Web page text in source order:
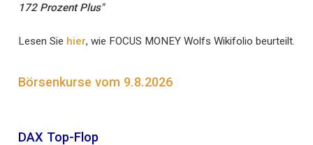
172 Prozent Plus"
Lesen Sie hier, wie FOCUS MONEY Wolfs Wikifolio beurteilt.
Börsenkurse vom 9.8.2026
DAX Top-Flop